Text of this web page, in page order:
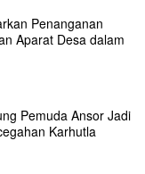
Penanganan
Aparat Desa dalam
Pemuda Ansor Jadi
Karhutla